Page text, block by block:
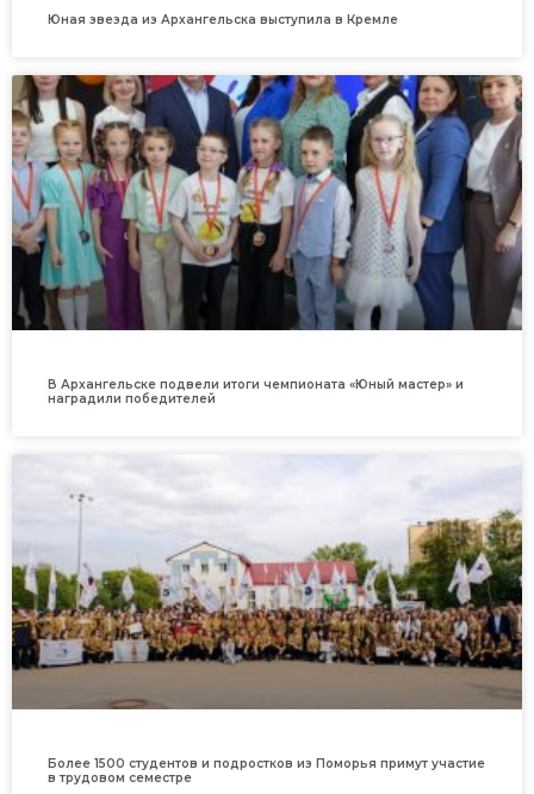
Юная звезда из Архангельска выступила в Кремле
В Архангельске подвели итоги чемпионата «Юный мастер» и
наградили победителей
Более 1500 студентов и подростков из Поморья примут участие
в трудовом семестре